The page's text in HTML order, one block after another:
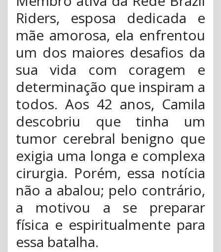
Riders, esposa dedicada e
mãe amorosa, ela enfrentou
um dos maiores desafios da
sua vida com coragem e
determinação que inspiram a
todos. Aos 42 anos, Camila
descobriu que tinha um
tumor cerebral benigno que
exigia uma longa e complexa
cirurgia. Porém, essa notícia
não a abalou; pelo contrário,
a motivou a se preparar
física e espiritualmente para
essa batalha.